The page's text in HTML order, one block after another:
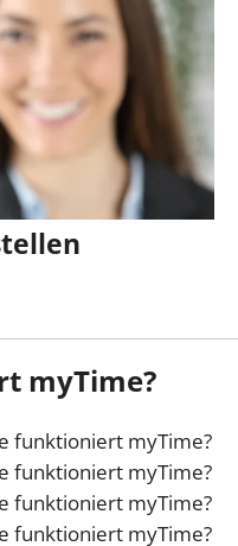
myTime?
funktioniert myTime?
funktioniert myTime?
funktioniert myTime?
funktioniert myTime?